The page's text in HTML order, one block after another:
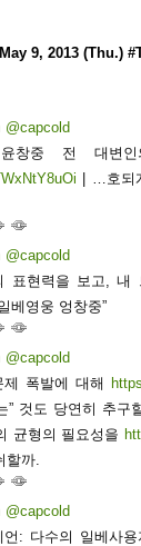
9, 2013 (Thu.)
@capcold
창중 전 대변인
| …호되
@capcold
표현력을 보고, 내
베영웅 엉창중”
@capcold
제 폭발에 대해
” 것도 당연히 추구
균형의 필요성을
할까.
@capcold
언: 다수의 일베사